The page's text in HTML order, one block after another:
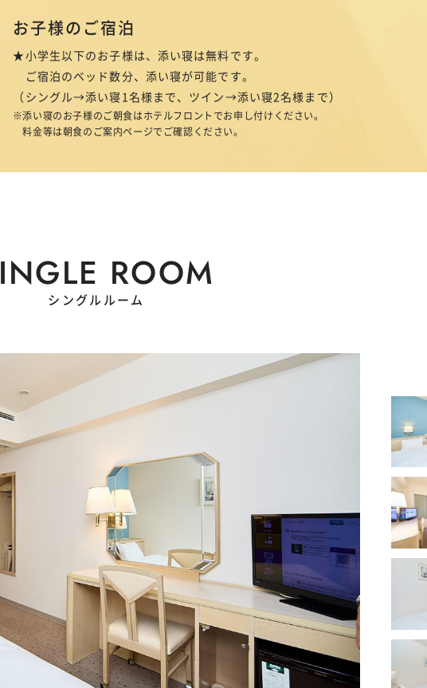
お子様のご宿泊
★小学生以下のお子様は、添い寝は無料です。
ご宿泊のベッド数分、添い寝が可能です。
（シングル→添い寝1名様まで、ツイン→添い寝2名様まで）
添い寝のお子様のご朝食はホテルフロントでお申し付けください。
料金等は朝食のご案内ページでご確認ください。
INGLE ROOM
シングルルーム